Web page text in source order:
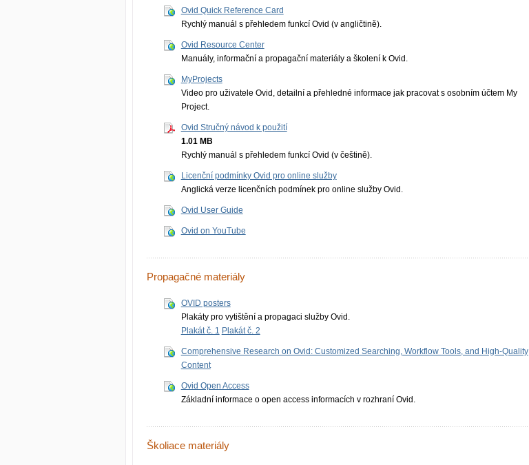
Ovid Quick Reference Card
Rychlý manuál s přehledem funkcí Ovid (v angličtině).
Ovid Resource Center
Manuály, informační a propagační materiály a školení k Ovid.
MyProjects
Video pro uživatele Ovid, detailní a přehledné informace jak pracovat s osobním účtem My
Project.
Ovid Stručný návod k použití
1.01 MB
Rychlý manuál s přehledem funkcí Ovid (v češtině).
Licenční podmínky Ovid pro online služby
Anglická verze licenčních podmínek pro online služby Ovid.
Ovid User Guide
Ovid on YouTube
Propagačné materiály
OVID posters
Plakáty pro vytištění a propagaci služby Ovid.
Plakát č. 1 Plakát č. 2
Comprehensive Research on Ovid: Customized Searching, Workflow Tools, and High-Quality
Content
Ovid Open Access
Základní informace o open access informacích v rozhraní Ovid.
Školiace materiály